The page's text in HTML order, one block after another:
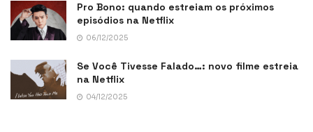
Pro Bono: quando estreiam os próximos
episódios na Netflix
06/12/2025
Se Você Tivesse Falado…: novo filme estreia
na Netflix
04/12/2025